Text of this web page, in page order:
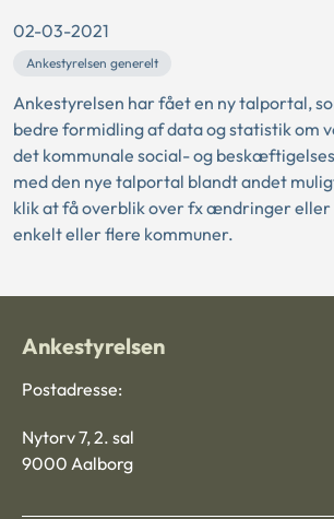
02-03-2021
Ankestyrelsen generelt
Ankestyrelsen har fået en ny talportal,
bedre formidling af data og statistik om
det kommunale social- og
med den nye talportal blandt andet
klik at få overblik over fx ændringer eller
enkelt eller flere kommuner.
Ankestyrelsen
Postadresse:
Nytorv 7, 2. sal
9000 Aalborg